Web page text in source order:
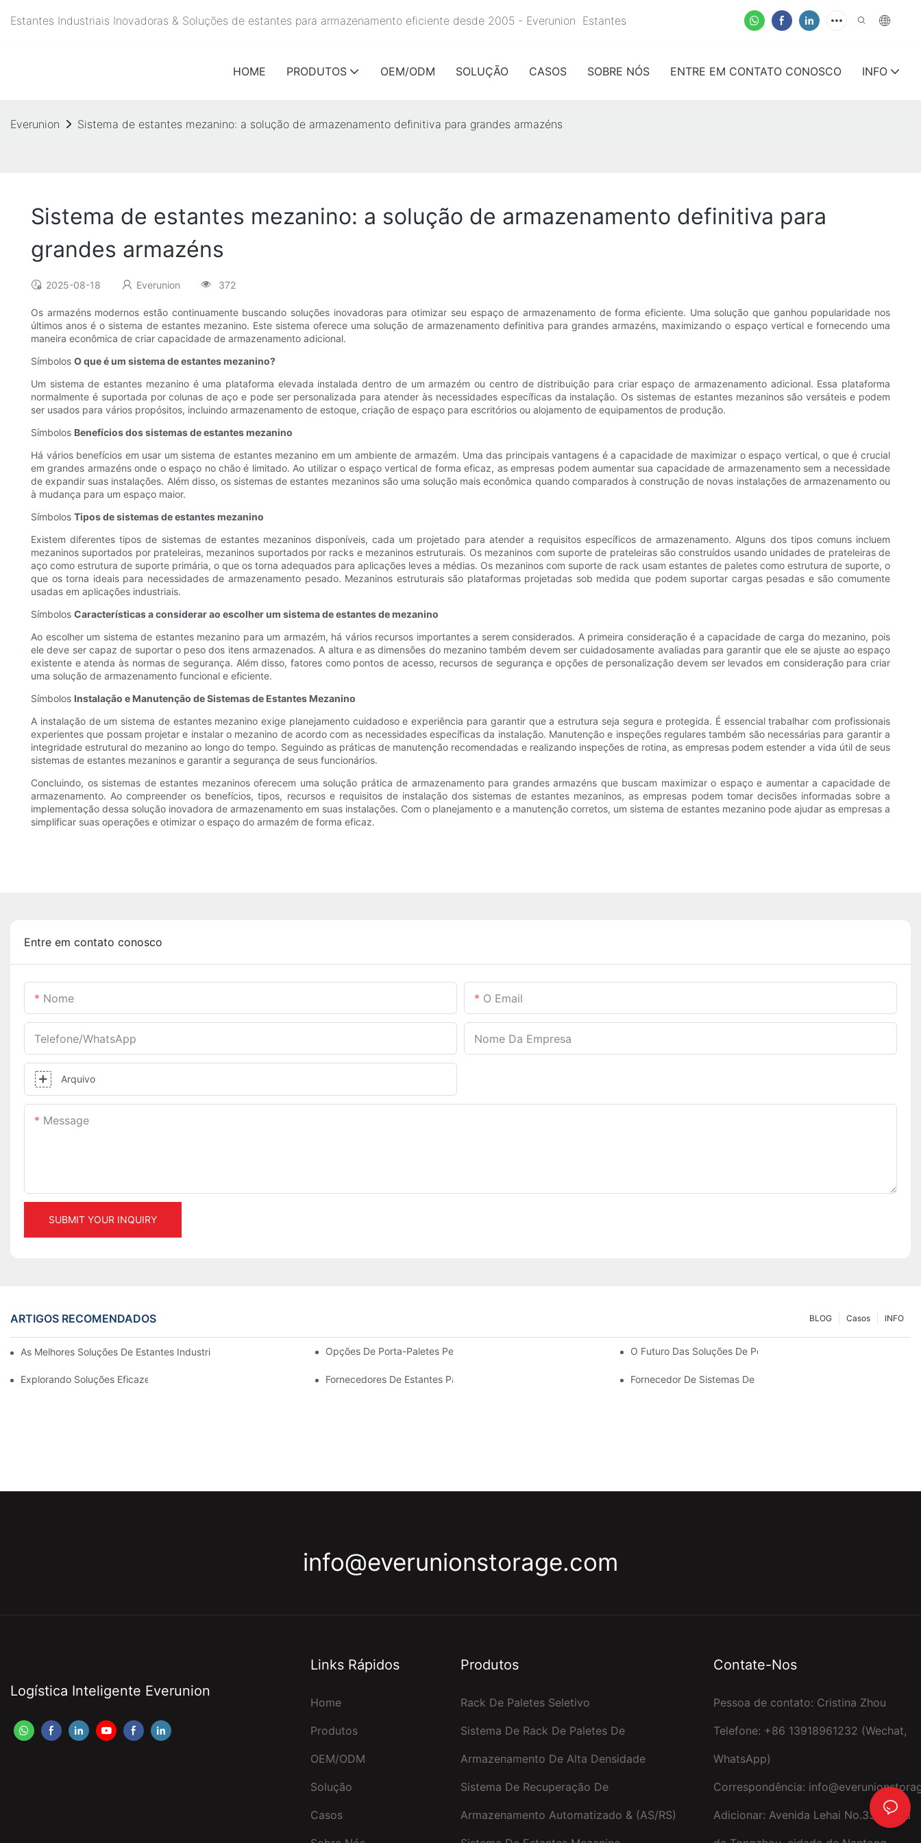
Estantes Industriais Inovadoras & Soluções de estantes para armazenamento eficiente desde 2005 - Everunion Estantes
HOME PRODUTOS OEM/ODM SOLUÇÃO CASOS SOBRE NÓS ENTRE EM CONTATO CONOSCO INFO
Everunion Sistema de estantes mezanino: a solução de armazenamento definitiva para grandes armazéns
Sistema de estantes mezanino: a solução de armazenamento definitiva para
grandes armazéns
2025-08-18 Everunion 372
Os armazéns modernos estão continuamente buscando soluções inovadoras para otimizar seu espaço de armazenamento de forma eficiente. Uma solução que ganhou popularidade nos
últimos anos é o sistema de estantes mezanino. Este sistema oferece uma solução de armazenamento definitiva para grandes armazéns, maximizando o espaço vertical e fornecendo uma
maneira econômica de criar capacidade de armazenamento adicional.
Símbolos O que é um sistema de estantes mezanino?
Um sistema de estantes mezanino é uma plataforma elevada instalada dentro de um armazém ou centro de distribuição para criar espaço de armazenamento adicional. Essa plataforma
normalmente é suportada por colunas de aço e pode ser personalizada para atender às necessidades específicas da instalação. Os sistemas de estantes mezaninos são versáteis e podem
ser usados para vários propósitos, incluindo armazenamento de estoque, criação de espaço para escritórios ou alojamento de equipamentos de produção.
Símbolos Benefícios dos sistemas de estantes mezanino
Há vários benefícios em usar um sistema de estantes mezanino em um ambiente de armazém. Uma das principais vantagens é a capacidade de maximizar o espaço vertical, o que é crucial
em grandes armazéns onde o espaço no chão é limitado. Ao utilizar o espaço vertical de forma eficaz, as empresas podem aumentar sua capacidade de armazenamento sem a necessidade
de expandir suas instalações. Além disso, os sistemas de estantes mezaninos são uma solução mais econômica quando comparados à construção de novas instalações de armazenamento ou
à mudança para um espaço maior.
Símbolos Tipos de sistemas de estantes mezanino
Existem diferentes tipos de sistemas de estantes mezaninos disponíveis, cada um projetado para atender a requisitos específicos de armazenamento. Alguns dos tipos comuns incluem
mezaninos suportados por prateleiras, mezaninos suportados por racks e mezaninos estruturais. Os mezaninos com suporte de prateleiras são construídos usando unidades de prateleiras de
aço como estrutura de suporte primária, o que os torna adequados para aplicações leves a médias. Os mezaninos com suporte de rack usam estantes de paletes como estrutura de suporte, o
que os torna ideais para necessidades de armazenamento pesado. Mezaninos estruturais são plataformas projetadas sob medida que podem suportar cargas pesadas e são comumente
usadas em aplicações industriais.
Símbolos Características a considerar ao escolher um sistema de estantes de mezanino
Ao escolher um sistema de estantes mezanino para um armazém, há vários recursos importantes a serem considerados. A primeira consideração é a capacidade de carga do mezanino, pois
ele deve ser capaz de suportar o peso dos itens armazenados. A altura e as dimensões do mezanino também devem ser cuidadosamente avaliadas para garantir que ele se ajuste ao espaço
existente e atenda às normas de segurança. Além disso, fatores como pontos de acesso, recursos de segurança e opções de personalização devem ser levados em consideração para criar
uma solução de armazenamento funcional e eficiente.
Símbolos Instalação e Manutenção de Sistemas de Estantes Mezanino
A instalação de um sistema de estantes mezanino exige planejamento cuidadoso e experiência para garantir que a estrutura seja segura e protegida. É essencial trabalhar com profissionais
experientes que possam projetar e instalar o mezanino de acordo com as necessidades específicas da instalação. Manutenção e inspeções regulares também são necessárias para garantir a
integridade estrutural do mezanino ao longo do tempo. Seguindo as práticas de manutenção recomendadas e realizando inspeções de rotina, as empresas podem estender a vida útil de seus
sistemas de estantes mezaninos e garantir a segurança de seus funcionários.
Concluindo, os sistemas de estantes mezaninos oferecem uma solução prática de armazenamento para grandes armazéns que buscam maximizar o espaço e aumentar a capacidade de
armazenamento. Ao compreender os benefícios, tipos, recursos e requisitos de instalação dos sistemas de estantes mezaninos, as empresas podem tomar decisões informadas sobre a
implementação dessa solução inovadora de armazenamento em suas instalações. Com o planejamento e a manutenção corretos, um sistema de estantes mezanino pode ajudar as empresas a
simplificar suas operações e otimizar o espaço do armazém de forma eficaz.
Entre em contato conosco
Nome O Email
Telefone/WhatsApp Nome Da Empresa
Arquivo
Message
SUBMIT YOUR INQUIRY
ARTIGOS RECOMENDADOS INFO
Casos
BLOG
As Melhores Soluções De Estantes Industriais Para Uma Gestão Eficiente De Armazéns.Opções De Porta-Paletes Personalizadas: Adaptando-As Às Suas Necessidades De Armazenamento
O Futuro Das Soluções De Porta-Paletes: Tendências E
Explorando Soluções Eficazes De Estantes De Armazenamento Para Todos Os Setores.Fornecedores De Estantes Para Armazéns: O Que Procurar Fornecedor De Sistemas De Estantes: Fatores Essenciais Para
info@everunionstorage.com
Logística Inteligente Everunion
Links Rápidos
Home
Produtos
OEM/ODM
Solução
Casos
Produtos
Rack De Paletes Seletivo
Sistema De Rack De Paletes De
Armazenamento De Alta Densidade
Sistema De Recuperação De
Armazenamento Automatizado & (AS/RS)
Contate-Nos
Pessoa de contato: Cristina Zhou
Telefone: +86 13918961232 (Wechat,
WhatsApp)
Correspondência:
Adicionar: Avenida Lehai No.338, Baía